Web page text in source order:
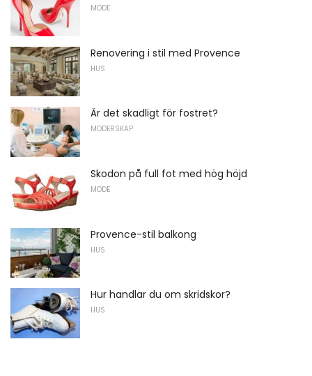
MODE
Renovering i stil med Provence
HUS
Är det skadligt för fostret?
MODERSKAP
Skodon på full fot med hög höjd
MODE
Provence-stil balkong
HUS
Hur handlar du om skridskor?
HUS